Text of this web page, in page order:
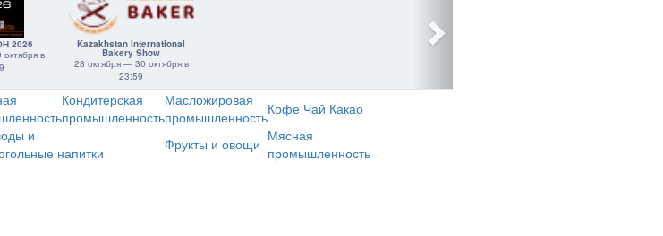
2026
в
Kazakhstan International
Bakery Show
28 октября — 30 октября в
23:59
Кондитерская
промышленность
Масложировая
промышленностьКофе Чай Какао
и
напитки
Фрукты и овощи Мясная
промышленность